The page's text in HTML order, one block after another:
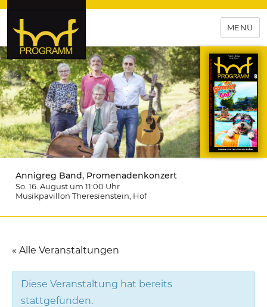
hof-programm – das
Veranstaltungsportal für
Hochfranken
MENÜ
Annigreg Band, Promenadenkonzert
So. 16. August um 11:00 Uhr
Musikpavillon Theresienstein , Hof
« Alle Veranstaltungen
Diese Veranstaltung hat bereits
stattgefunden.